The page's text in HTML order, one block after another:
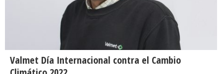
Valmet Día Internacional contra el Cambio